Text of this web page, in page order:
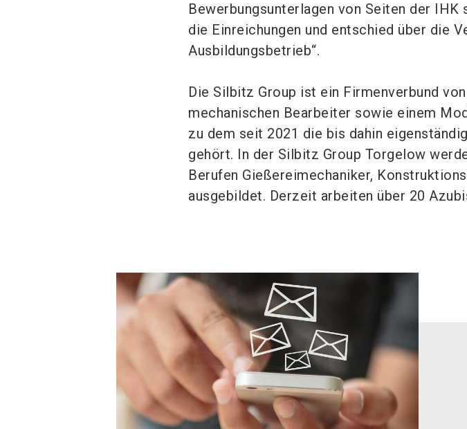
Bewerbungsunterlagen von Seiten der
die Einreichungen und entschied über die
Ausbildungsbetrieb“.
Die Silbitz Group ist ein Firmenverbund
mechanischen Bearbeiter sowie einem
zu dem seit 2021 die bis dahin
gehört. In der Silbitz Group Torgelow
Berufen Gießereimechaniker,
ausgebildet. Derzeit arbeiten über 20